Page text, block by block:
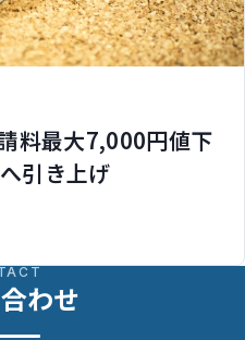
料最大7,000円値下
引き上げ
わせ